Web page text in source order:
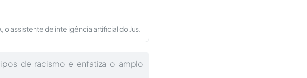
o assistente de inteligência artificial do Jus.
de racismo e enfatiza o amplo